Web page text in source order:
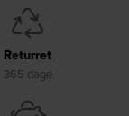
Returret
365 dage